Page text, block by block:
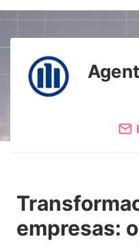
empresas: